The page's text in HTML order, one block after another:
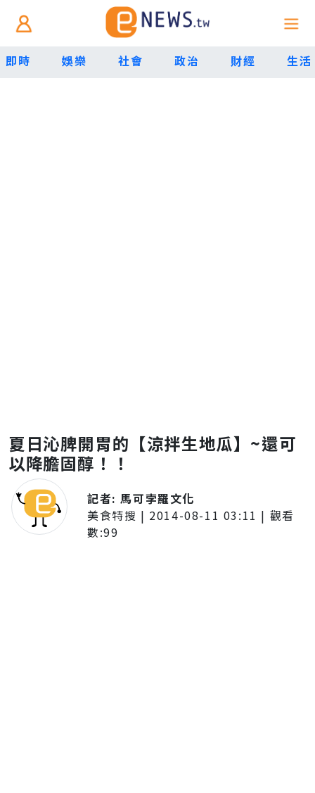
即時 娛樂 社會 政治 財經 生活
夏日沁脾開胃的【涼拌生地瓜】~還可
以降膽固醇！！
記者:馬可孛羅文化
美食特搜 | 2014-08-11 03:11 | 觀看
數:99